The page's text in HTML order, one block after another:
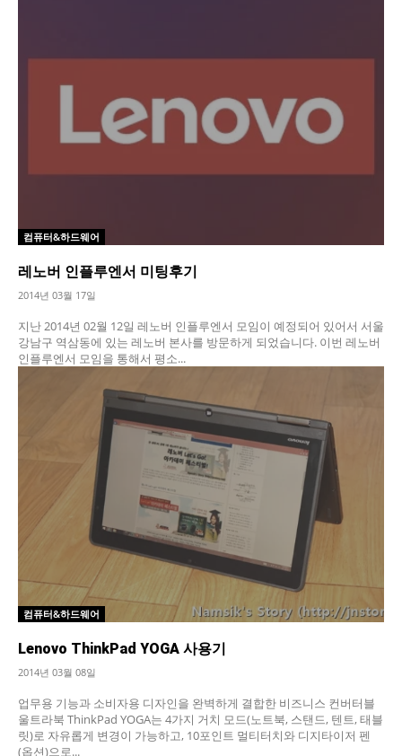
컴퓨터&하드웨어
레노버 인플루엔서 미팅후기
2014년 03월 17일
지난 2014년 02월 12일 레노버 인플루엔서 모임이 예정되어 있어서 서울
강남구 역삼동에 있는 레노버 본사를 방문하게 되었습니다. 이번 레노버
인플루엔서 모임을 통해서 평소...
컴퓨터&하드웨어
Lenovo ThinkPad YOGA 사용기
2014년 03월 08일
업무용 기능과 소비자용 디자인을 완벽하게 결합한 비즈니스 컨버터블
울트라북 ThinkPad YOGA는 4가지 거치 모드(노트북, 스탠드, 텐트, 태블
릿)로 자유롭게 변경이 가능하고, 10포인트 멀티터치와 디지타이저 펜
(옵션)으로...